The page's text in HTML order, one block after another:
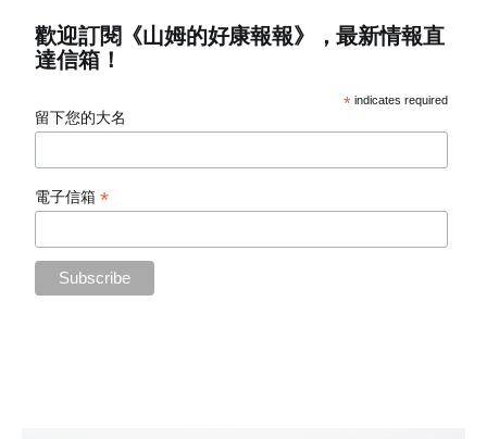
歡迎訂閱《山姆的好康報報》，最新情報直
達信箱！
* indicates required
留下您的大名
電子信箱*